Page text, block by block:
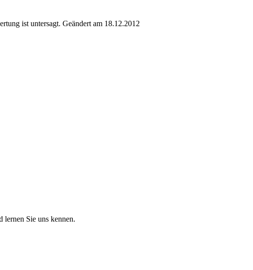
ist untersagt. Geändert am 18.12.2012
lernen Sie uns kennen.